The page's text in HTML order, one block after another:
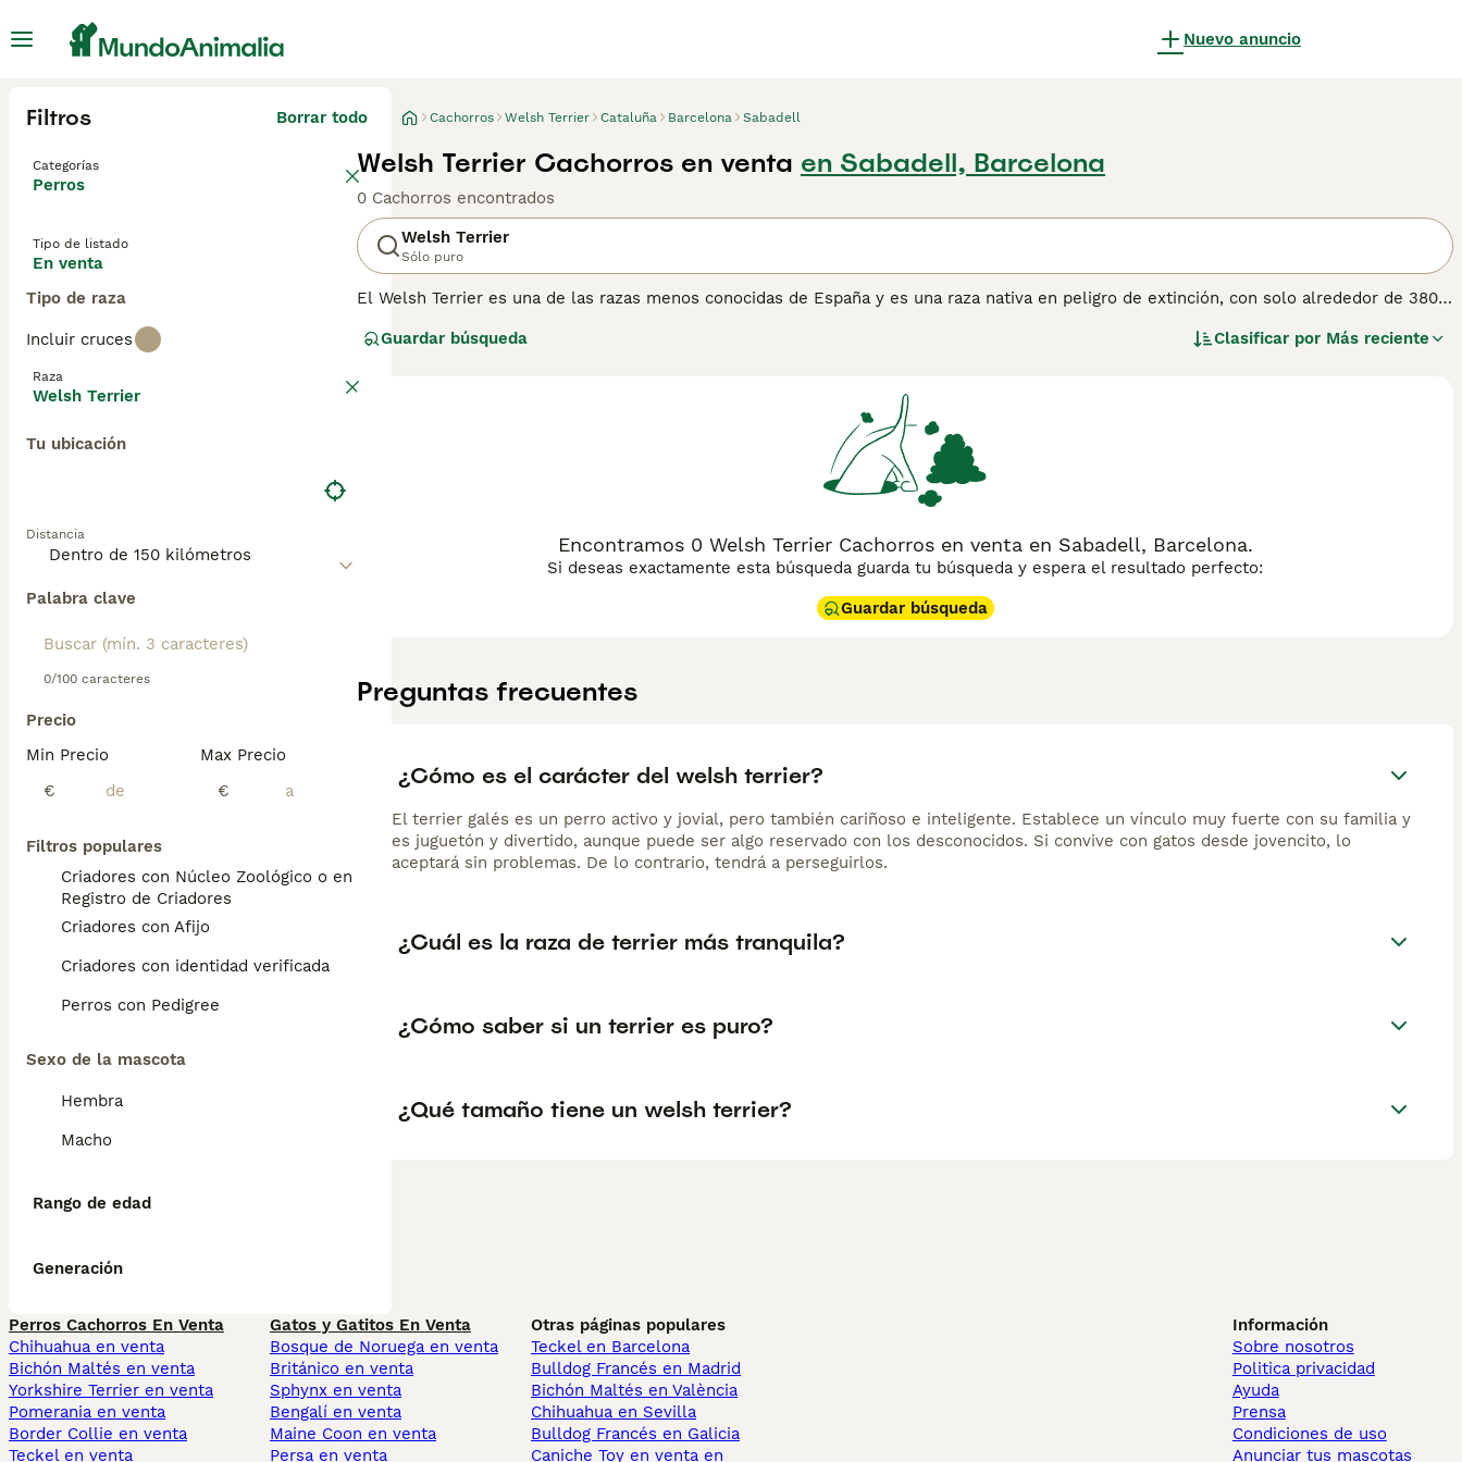
Nuevo anuncio
Filtros Borrar todo
Categorías
Perros
Tipo de listado
En venta
Tipo de raza
Incluir cruces
Raza
Welsh Terrier
Tu ubicación
Distancia
Palabra clave
0/100 caracteres
Precio
Min Precio
€
Max Precio
€
Filtros populares
Criadores con Núcleo Zoológico o en el
Registro de Criadores
Criadores con Afijo
Criadores con identidad verificada
Perros con Pedigree
Sexo de la mascota
Hembra
Macho
Rango de edad
Generación
Cachorros Welsh Terrier Cataluña Barcelona Sabadell
Welsh Terrier Cachorros en venta en Sabadell, Barcelona
0 Cachorros encontrados
Welsh Terrier
Sólo puro
El Welsh Terrier es una de las razas menos conocidas de España y es una raza nativa en peligro de extinción, con solo alrededor de 380
razas de Terrier Se sabe que son particularmente buenos con los niños y fieles a su pedigrí de trabajo, lo que en resumen significa que
para obtener información sobre esta raza de perro.
Guardar búsqueda Clasificar por Más reciente
Encontramos 0 Welsh Terrier Cachorros en venta en Sabadell, Barcelona.
Si deseas exactamente esta búsqueda guarda tu búsqueda y espera el resultado perfecto:
Guardar búsqueda
Preguntas frecuentes
¿Cómo es el carácter del welsh terrier?
El terrier galés es un perro activo y jovial, pero también cariñoso e inteligente. Establece un vínculo muy fuerte con su familia y
es juguetón y divertido, aunque puede ser algo reservado con los desconocidos. Si convive con gatos desde jovencito, lo
aceptará sin problemas. De lo contrario, tendrá a perseguirlos.
¿Cuál es la raza de terrier más tranquila?
¿Cómo saber si un terrier es puro?
¿Qué tamaño tiene un welsh terrier?
Perros Cachorros En Venta
Chihuahua en venta
Bichón Maltés en venta
Yorkshire Terrier en venta
Pomerania en venta
Border Collie en venta
Teckel en venta
Gatos y Gatitos En Venta
Bosque de Noruega en venta
Británico en venta
Sphynx en venta
Bengalí en venta
Maine Coon en venta
Persa en venta
Otras páginas populares
Teckel en Barcelona
Bulldog Francés en Madrid
Bichón Maltés en València
Chihuahua en Sevilla
Bulldog Francés en Galicia
Caniche Toy en venta en
Información
Sobre nosotros
Politica privacidad
Ayuda
Prensa
Condiciones de uso
Anunciar tus mascotas